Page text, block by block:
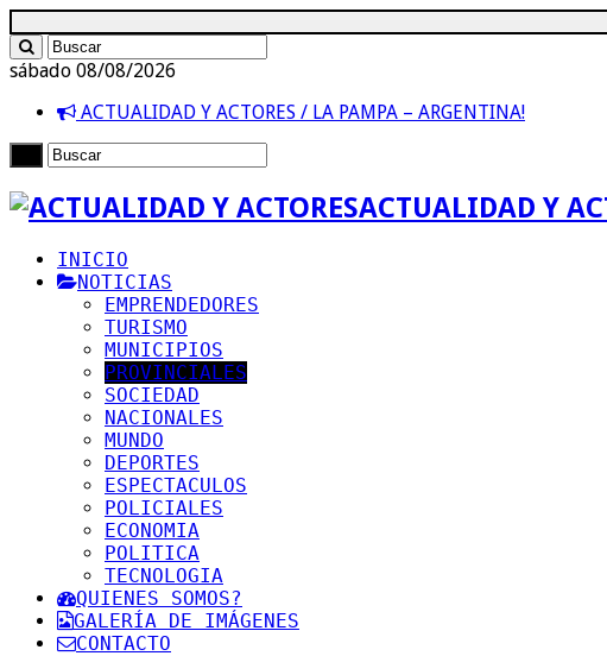
sábado 08/08/2026
ACTUALIDAD Y ACTORES / LA PAMPA – ARGENTINA!
ACTUALIDAD Y
INICIO
NOTICIAS
EMPRENDEDORES
TURISMO
MUNICIPIOS
PROVINCIALES
SOCIEDAD
NACIONALES
MUNDO
DEPORTES
ESPECTACULOS
POLICIALES
ECONOMIA
POLITICA
TECNOLOGIA
QUIENES SOMOS?
GALERÍA DE IMÁGENES
CONTACTO